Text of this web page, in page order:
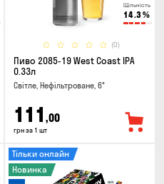
Щільність
14.3%
(0)
Пиво 2085-19 West Coast IPA
0.33л
Світле, Нефільтроване, 6°
111 ,00
грн за 1 шт
Тільки онлайн
Новинка